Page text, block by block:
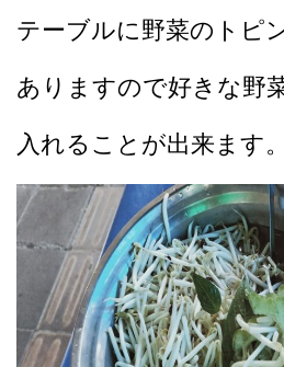
テーブルに野菜のトピ
ありますので好きな野
入れることが出来ます。